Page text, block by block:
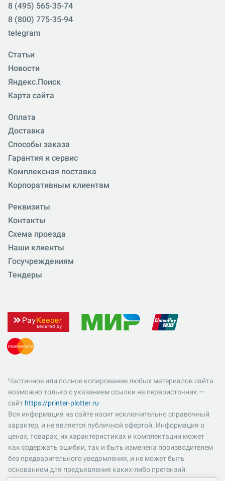
8 (495) 565-35-74
8 (800) 775-35-94
telegram
Статьи
Новости
Яндекс.Поиск
Карта сайта
Оплата
Доставка
Способы заказа
Гарантия и сервис
Комплексная поставка
Корпоративным клиентам
Реквизиты
Контакты
Схема проезда
Наши клиенты
Госучреждениям
Тендеры
Частичное или полное копирование любых материалов сайта
возможно только с указанием ссылки на первоисточник —
сайт https://printer-plotter.ru
Вся информация на сайте носит исключительно справочный
характер, и не является публичной офертой. Информация о
ценах, товарах, их характеристиках и комплектации может
как содержать ошибки, так и быть изменена производителем
без предварительного уведомления, и не может быть
основанием для предъявления каких-либо претензий.